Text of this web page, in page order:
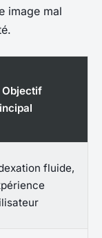
image mal
Objectif
fluide,